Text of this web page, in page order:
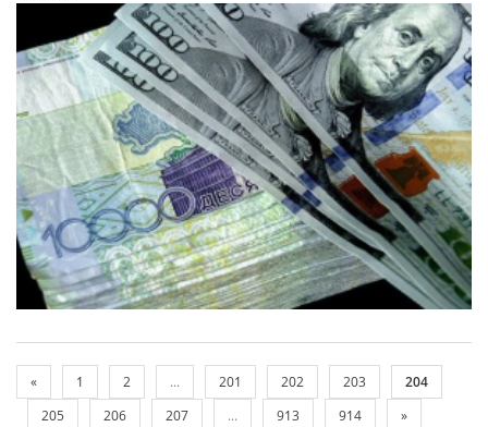
« 1 2 ... 201 202 203
204
205
206 207 ... 913 914 »